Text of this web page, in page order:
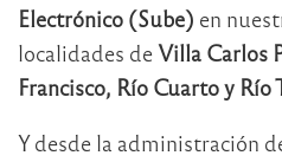
Electrónico (Sube) en
localidades deVilla Carlos
Francisco, Río Cuarto y Río
Y desde la administración